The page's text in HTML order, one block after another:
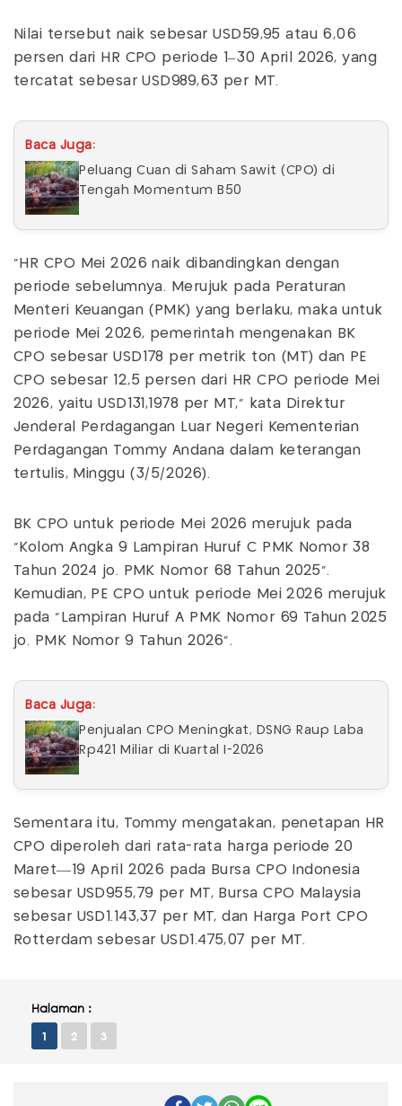
Nilai tersebut naik sebesar USD59,95 atau 6,06
persen dari HR CPO periode 1–30 April 2026, yang
tercatat sebesar USD989,63 per MT.
Baca Juga:
Peluang Cuan di Saham Sawit (CPO) di
Tengah Momentum B50
“HR CPO Mei 2026 naik dibandingkan dengan
periode sebelumnya. Merujuk pada Peraturan
Menteri Keuangan (PMK) yang berlaku, maka untuk
periode Mei 2026, pemerintah mengenakan BK
CPO sebesar USD178 per metrik ton (MT) dan PE
CPO sebesar 12,5 persen dari HR CPO periode Mei
2026, yaitu USD131,1978 per MT,” kata Direktur
Jenderal Perdagangan Luar Negeri Kementerian
Perdagangan Tommy Andana dalam keterangan
tertulis, Minggu (3/5/2026).
BK CPO untuk periode Mei 2026 merujuk pada
“Kolom Angka 9 Lampiran Huruf C PMK Nomor 38
Tahun 2024 jo. PMK Nomor 68 Tahun 2025”.
Kemudian, PE CPO untuk periode Mei 2026 merujuk
pada “Lampiran Huruf A PMK Nomor 69 Tahun 2025
jo. PMK Nomor 9 Tahun 2026”.
Baca Juga:
Penjualan CPO Meningkat, DSNG Raup Laba
Rp421 Miliar di Kuartal I-2026
Sementara itu, Tommy mengatakan, penetapan HR
CPO diperoleh dari rata-rata harga periode 20
Maret—19 April 2026 pada Bursa CPO Indonesia
sebesar USD955,79 per MT, Bursa CPO Malaysia
sebesar USD1.143,37 per MT, dan Harga Port CPO
Rotterdam sebesar USD1.475,07 per MT.
Halaman :
1 2 3